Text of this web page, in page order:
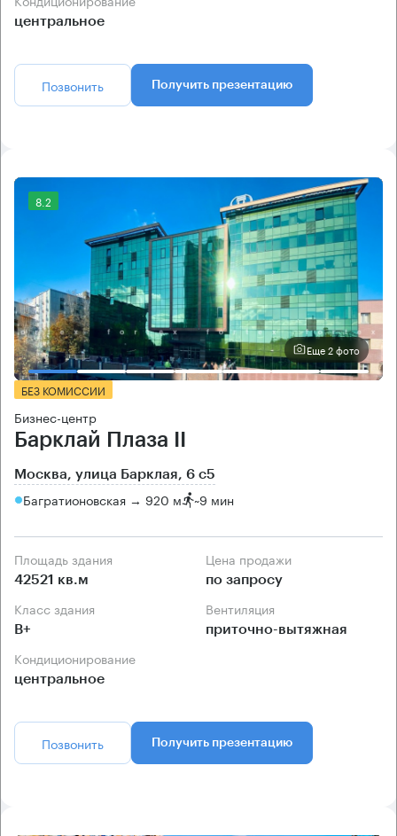
центральное
Позвонить Получить презентацию
8.2
Еще 2 фото
БЕЗ КОМИССИИ
Бизнес-центр
Барклай Плаза II
Москва, улица Барклая, 6 с5
Багратионовская → 920 м ~9 мин
Площадь здания
42521 кв.м
Цена продажи
по запросу
Класс здания
B+
Вентиляция
приточно-вытяжная
Кондиционирование
центральное
Позвонить Получить презентацию